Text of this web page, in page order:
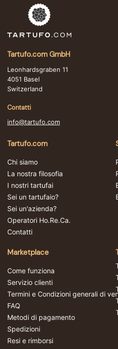
Tartufo.com GmbH
Leonhardsgraben 11
4051 Basel
Switzerland
Contatti
info@tartufo.com
Tartufo.com
Chi siamo
La nostra filosofia
I nostri tartufai
Sei un tartufaio?
Sei un'azienda?
Operatori Ho.Re.Ca.
Contatti
Marketplace
Come funziona
Servizio clienti
Termini e Condizioni generali di
FAQ
Metodi di pagamento
Spedizioni
Resi e rimborsi